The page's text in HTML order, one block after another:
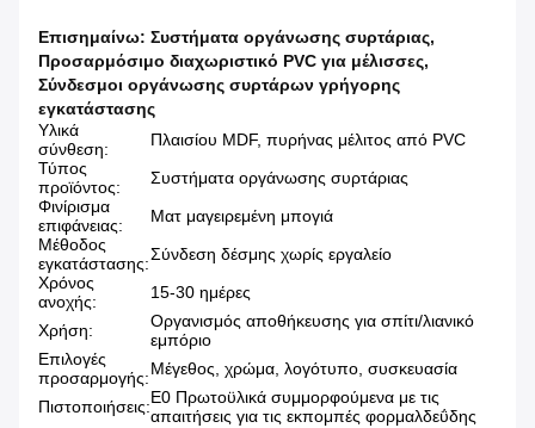
Επισημαίνω: Συστήματα οργάνωσης συρτάριας,
Προσαρμόσιμο διαχωριστικό PVC για μέλισσες,
Σύνδεσμοι οργάνωσης συρτάρων γρήγορης
εγκατάστασης
Υλικά
σύνθεση:
Πλαισίου MDF, πυρήνας μέλιτος από PVC
Τύπος
προϊόντος:
Συστήματα οργάνωσης συρτάριας
Φινίρισμα
επιφάνειας:
Ματ μαγειρεμένη μπογιά
Μέθοδος
εγκατάστασης:Σύνδεση δέσμης χωρίς εργαλείο
Χρόνος
ανοχής:
15-30 ημέρες
Χρήση:
Οργανισμός αποθήκευσης για σπίτι/λιανικό
εμπόριο
Επιλογές
προσαρμογής:Μέγεθος, χρώμα, λογότυπο, συσκευασία
Πιστοποιήσεις:Ε0 Πρωτοϋλικά συμμορφούμενα με τις
απαιτήσεις για τις εκπομπές φορμαλδεΰδης